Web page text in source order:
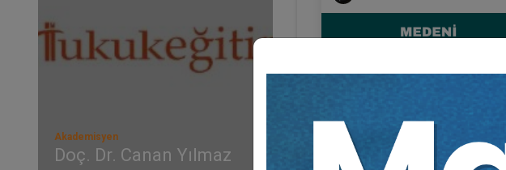
Akademisyen
Doç. Dr. Canan Yılmaz
Medeni Hukuk Kongresi Video